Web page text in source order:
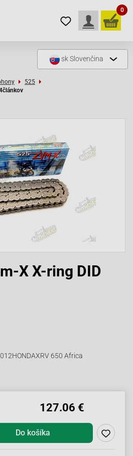
0
skSlovenčina
525
X X-ring DID
650 Africa
127.06 €
Do košíka